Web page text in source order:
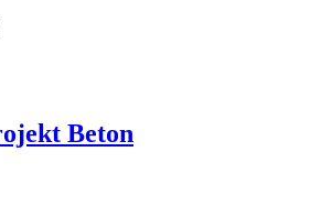
Beton